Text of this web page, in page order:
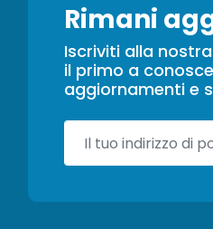
Rimani
Iscriviti alla
il primo a
aggiornamenti e